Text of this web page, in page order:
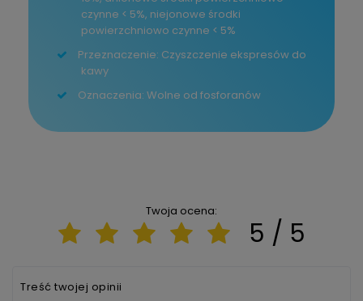
czynne < 5%, niejonowe środki
powierzchniowo czynne < 5%
Przeznaczenie: Czyszczenie ekspresów do
kawy
Oznaczenia: Wolne od fosforanów
Twoja ocena:
5 / 5
Treść twojej opinii